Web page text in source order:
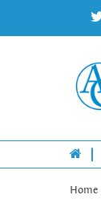
Home